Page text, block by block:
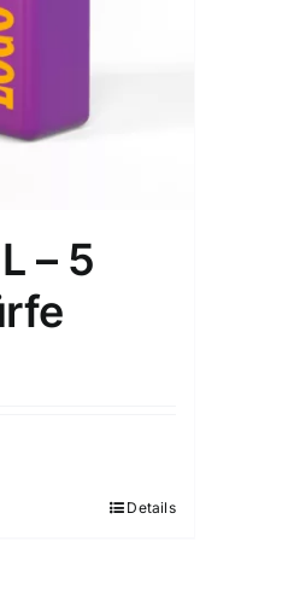
– 5
Details